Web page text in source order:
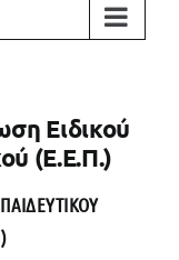
Ειδικού
(Ε.Ε.Π.)